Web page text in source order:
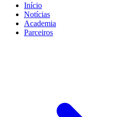
Início
Notícias
Academia
Parceiros